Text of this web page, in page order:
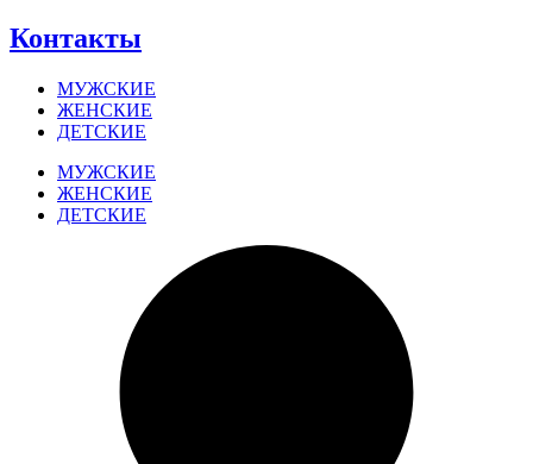
Контакты
МУЖСКИЕ
ЖЕНСКИЕ
ДЕТСКИЕ
МУЖСКИЕ
ЖЕНСКИЕ
ДЕТСКИЕ